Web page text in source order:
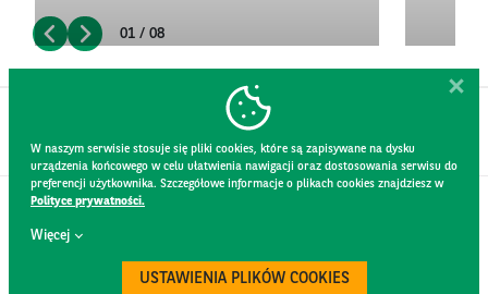
01 / 08
W naszym serwisie stosuje się pliki cookies, które są zapisywane na dysku
urządzenia końcowego w celu ułatwienia nawigacji oraz dostosowania serwisu do
preferencji użytkownika. Szczegółowe informacje o plikach cookies znajdziesz w
Polityce prywatności.
Więcej
USTAWIENIA PLIKÓW COOKIES
REGULAMIN STRONY
POLITYKA PRYWATNOŚCI